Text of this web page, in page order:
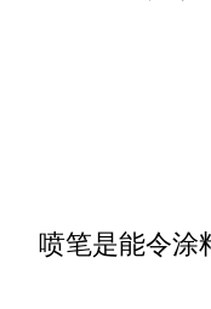
喷笔是能令涂